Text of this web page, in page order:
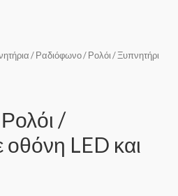
/ Ραδιόφωνο / Ρολόι / Ξυπνητήρι
/
LED και